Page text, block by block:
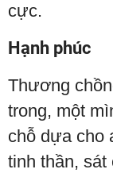
cực.
Hạnh phúc
Thương
trong, một
chỗ dựa cho
tinh thần, sát